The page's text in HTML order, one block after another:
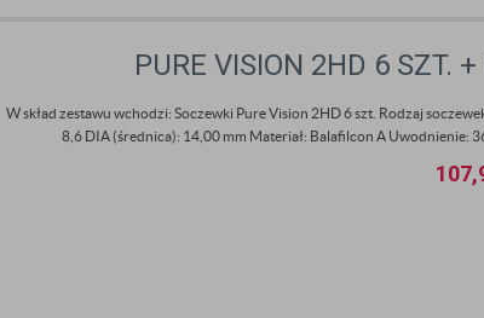
PURE VISION 2HD 6 SZT.
W skład zestawu wchodzi: Soczewki Pure Vision 2HD 6 szt. Rodzaj
8,6 DIA (średnica): 14,00 mm Materiał: Balafilcon A Uwodnienie: